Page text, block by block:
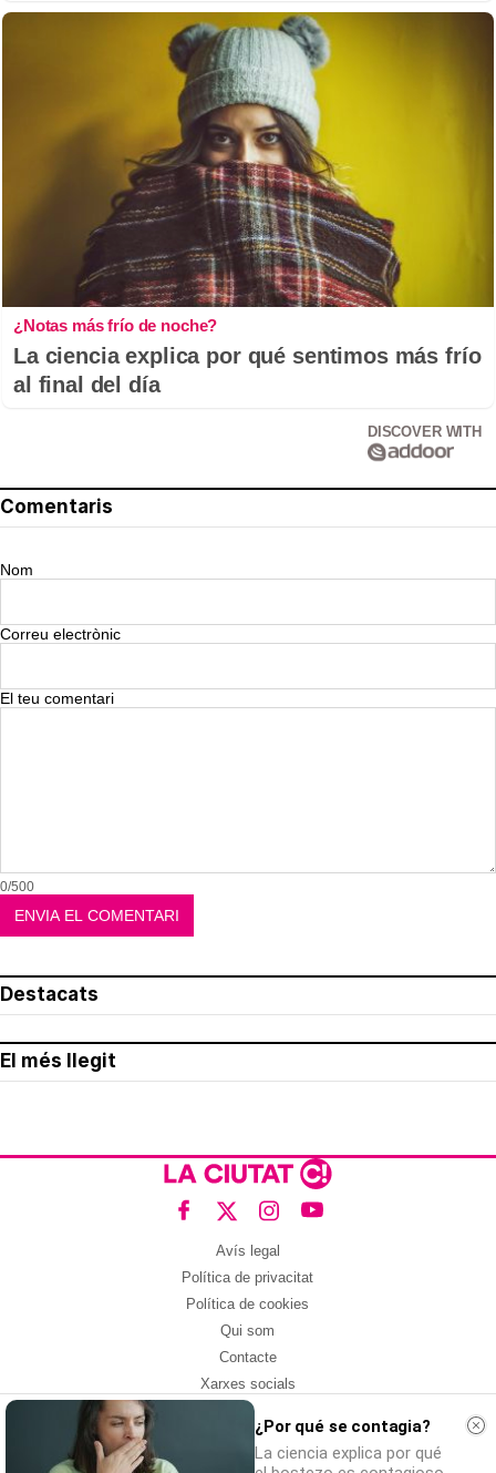
¿Notas más frío de noche?
La ciencia explica por qué sentimos más frío
al final del día
DISCOVER WITH
Comentaris
Nom
Correu electrònic
El teu comentari
0/500
Destacats
El més llegit
Avís legal
Política de privacitat
Política de cookies
Qui som
Contacte
Xarxes socials
Amb col·laboració de:¿Por qué se contagia?
La ciencia explica por qué